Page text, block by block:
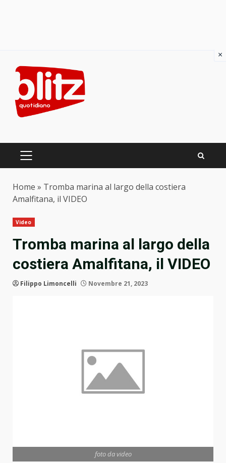
content
PRIMARY
Home » Tromba marina al largo della costiera
Amalfitana, il VIDEO
Video
Tromba marina al largo della
costiera Amalfitana, il VIDEO
Filippo Limoncelli Novembre 21, 2023
foto da video
×